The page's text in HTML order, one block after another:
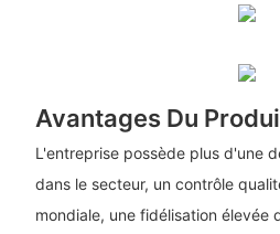
Avantages Du
L'entreprise possède plus d'une
dans le secteur, un contrôle
mondiale, une fidélisation élevée